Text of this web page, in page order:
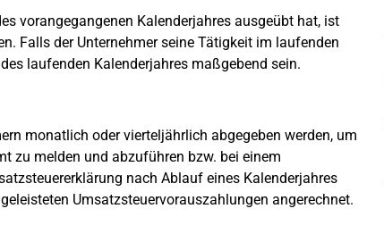
vorangegangenen Kalenderjahres ausgeübt hat, ist
Falls der Unternehmer seine Tätigkeit im laufenden
laufenden Kalenderjahres maßgebend sein.
monatlich oder vierteljährlich abgegeben werden, um
zu melden und abzuführen bzw. bei einem
nach Ablauf eines Kalenderjahres
Umsatzsteuervorauszahlungen angerechnet.